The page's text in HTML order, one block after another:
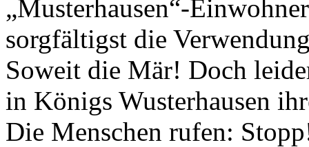
„Musterhausen“-
sorgfältigst die
Soweit die Mär! Doch
in Königs Wusterhausen
Die Menschen rufen: